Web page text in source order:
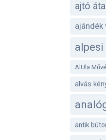
ajtó
ajándék
AlUla
alvás
antik